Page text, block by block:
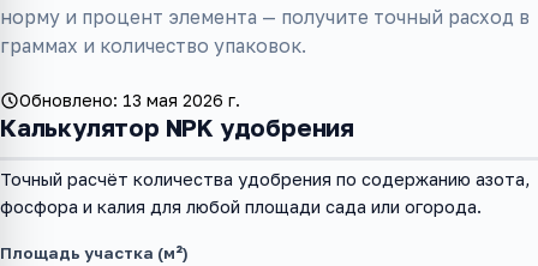
норму и процент элемента — получите точный расход в
граммах и количество упаковок.
Обновлено: 13 мая 2026 г.
Калькулятор NPK удобрения
Точный расчёт количества удобрения по содержанию азота,
фосфора и калия для любой площади сада или огорода.
Площадь участка (м²)